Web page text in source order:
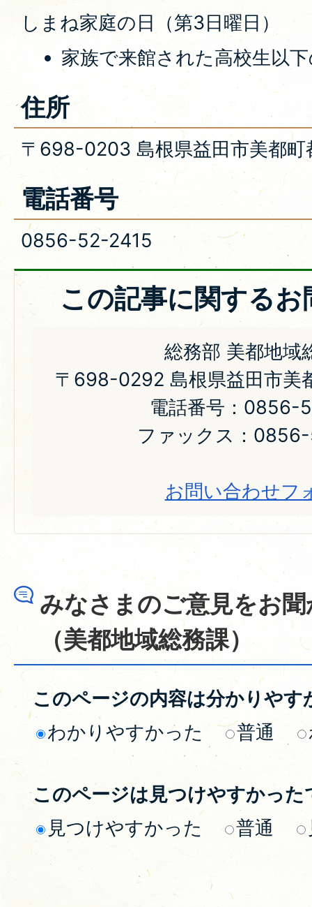
しまね家庭の日（第3日曜日）
家族で来館された高校生以
住所
〒698-0203 島根県益田市美都町
電話番号
0856-52-2415
この記事に関する
総務部 美都地域
〒698-0292 島根県益田市美
電話番号：0856-
ファックス：
お問い合わせフ
みなさまのご意見をお
（美都地域総務課）
このページの内容は分かりやす
わかりやすかった
普通
このページは見つけやすかった
見つけやすかった
普通